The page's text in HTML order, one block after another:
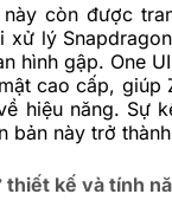
này còn được
xử lý
hình gập. One
cao cấp, giúp
hiệu năng. Sự
bản này trở
thiết kế và tính